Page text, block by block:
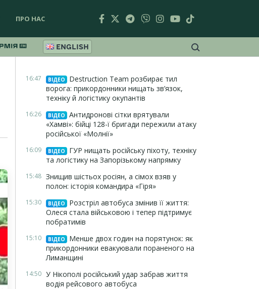
ПРО НАС
ENGLISH
16:47 ВІДЕО
Destruction Team розбирає тил
ворога: прикордонники нищать зв’язок,
техніку й логістику окупантів
16:26 ВІДЕО
Антидронові сітки врятували
«Хамві»: бійці 128-ї бригади пережили атаку
російської «Молнії»
16:09 ВІДЕО
ГУР нищать російську піхоту, техніку
та логістику на Запорізькому напрямку
15:48 Знищив шістьох росіян, а сімох взяв у
полон: історія командира «Гіря»
15:30 ВІДЕО
Розстріл автобуса змінив її життя:
Олеся стала військовою і тепер підтримує
побратимів
15:10 ВІДЕО
Менше двох годин на порятунок: як
прикордонники евакуювали пораненого на
Лиманщині
14:50 У Нікополі російський удар забрав життя
водія рейсового автобуса